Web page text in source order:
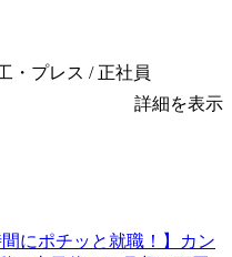
・プレス / 正社員
詳細を表示